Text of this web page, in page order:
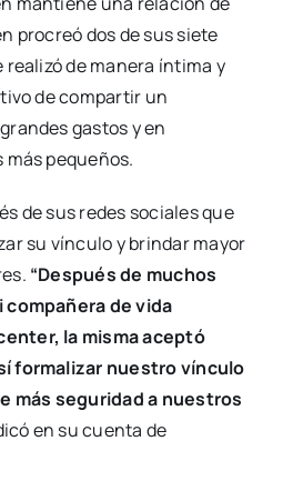
procreó dos de sus siete
realizó de manera íntima y
de compartir un
gastos y en
pequeños.
de sus redes sociales que
su vínculo y brindar mayor
“Después de muchos
de vida
la misma aceptó
formalizar nuestro vínculo
más seguridad a nuestros
en su cuenta de